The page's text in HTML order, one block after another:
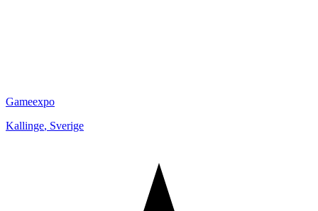
Gameexpo
Kallinge, Sverige